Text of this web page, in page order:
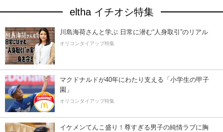
eltha イチオシ特集
川島海荷さんと学ぶ 日常に潜む“人身取引”のリアル
オリコンタイアップ特集
マクドナルドが40年にわたり支える「小学生の甲子
園」
オリコンタイアップ特集
イケメンてんこ盛り！尊すぎる男子の純情ラブに胸